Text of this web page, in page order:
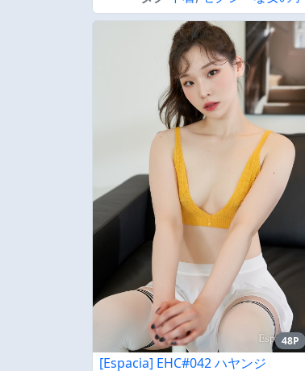
48P
[Espacia] EHC#042 ハヤンジ